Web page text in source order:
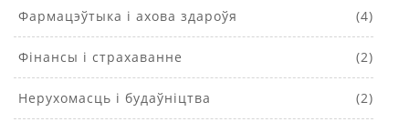
Фармацэўтыка і ахова здароўя (4)
Фінансы і страхаванне (2)
Нерухомасць і будаўніцтва (2)